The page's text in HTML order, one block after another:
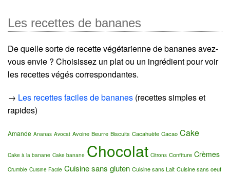
Les recettes de bananes
De quelle sorte de recette végétarienne de bananes avez-
vous envie ? Choisissez un plat ou un ingrédient pour voir
les recettes végés correspondantes.
→ Les recettes faciles de bananes (recettes simples et
rapides)
Amande Ananas Avocat Avoine Beurre Biscuits Cacahuète Cacao Cake
Cake à la banane Cake banane Chocolat Citrons Confiture Crèmes
Crumble Cuisine Facile Cuisine sans gluten Cuisine sans Lait Cuisine sans oeuf